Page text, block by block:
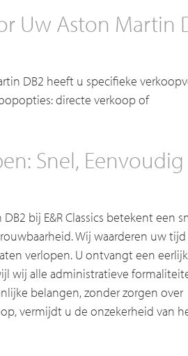
Uw Aston Martin
DB2 heeft u specifieke
directe verkoop of
Snel,
bij E&R Classics betekent een
Wij waarderen uw
verlopen. U ontvangt een
wij alle administratieve
belangen, zonder zorgen over
vermijdt u de onzekerheid van